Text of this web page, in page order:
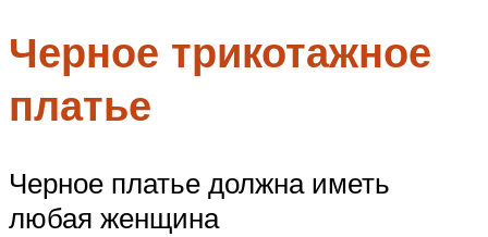
Черное трикотажное
платье
Черное платье должна иметь
любая женщина